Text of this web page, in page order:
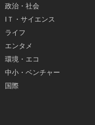
政治・社会
IＴ・サイエンス
ライフ
エンタメ
環境・エコ
中小・ベンチャー
国際